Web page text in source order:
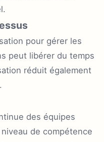
pour gérer les
peut libérer du temps
réduit également
des équipes
de compétence